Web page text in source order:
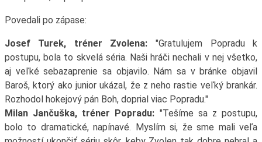
Povedali po zápase:
Josef Turek, tréner Zvolena: "Gratulujem Popradu k
postupu, bola to skvelá séria. Naši hráči nechali v nej všetko,
aj veľké sebazaprenie sa objavilo. Nám sa v bránke objavil
Baroš, ktorý ako junior ukázal, že z neho rastie veľký brankár.
Rozhodol hokejový pán Boh, doprial viac Popradu."
Milan Jančuška, tréner Popradu: "Tešíme sa z postupu,
bolo to dramatické, napínavé. Myslím si, že sme mali veľa